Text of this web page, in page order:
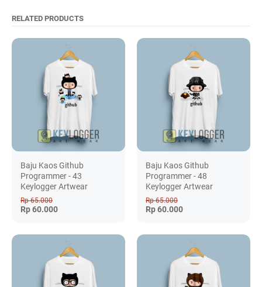
RELATED PRODUCTS
Baju Kaos Github
Programmer - 43
Keylogger Artwear
Rp 65.000
Rp 60.000
Baju Kaos Github
Programmer - 48
Keylogger Artwear
Rp 65.000
Rp 60.000